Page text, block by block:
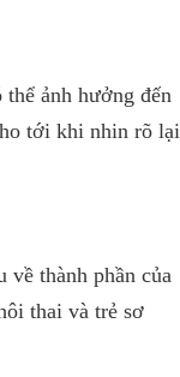
ảnh hưởng đến
tới khi nhin rõ lại
thành phần của
thai và trẻ sơ